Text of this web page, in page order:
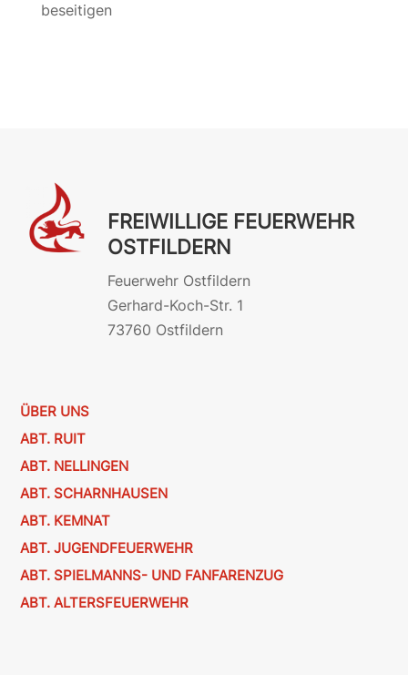
beseitigen
FREIWILLIGE FEUERWEHR
OSTFILDERN
Feuerwehr Ostfildern
Gerhard-Koch-Str. 1
73760 Ostfildern
ÜBER UNS
ABT. RUIT
ABT. NELLINGEN
ABT. SCHARNHAUSEN
ABT. KEMNAT
ABT. JUGENDFEUERWEHR
ABT. SPIELMANNS- UND FANFARENZUG
ABT. ALTERSFEUERWEHR